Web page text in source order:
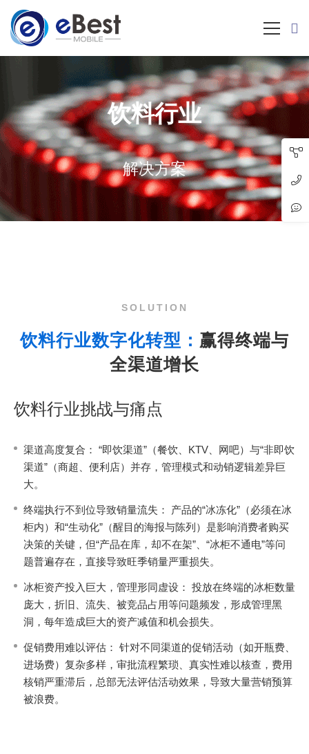
饮料行业
解决方案
SOLUTION
饮料行业数字化转型： 赢得终端与
全渠道增长
饮料行业挑战与痛点
渠道高度复合： “即饮渠道”（餐饮、KTV、网吧）与“非即饮
渠道”（商超、便利店）并存，管理模式和动销逻辑差异巨
大。
终端执行不到位导致销量流失： 产品的“冰冻化”（必须在冰
柜内）和“生动化”（醒目的海报与陈列）是影响消费者购买
决策的关键，但“产品在库，却不在架”、“冰柜不通电”等问
题普遍存在，直接导致旺季销量严重损失。
冰柜资产投入巨大，管理形同虚设： 投放在终端的冰柜数量
庞大，折旧、流失、被竞品占用等问题频发，形成管理黑
洞，每年造成巨大的资产减值和机会损失。
促销费用难以评估： 针对不同渠道的促销活动（如开瓶费、
进场费）复杂多样，审批流程繁琐、真实性难以核查，费用
核销严重滞后，总部无法评估活动效果，导致大量营销预算
被浪费。